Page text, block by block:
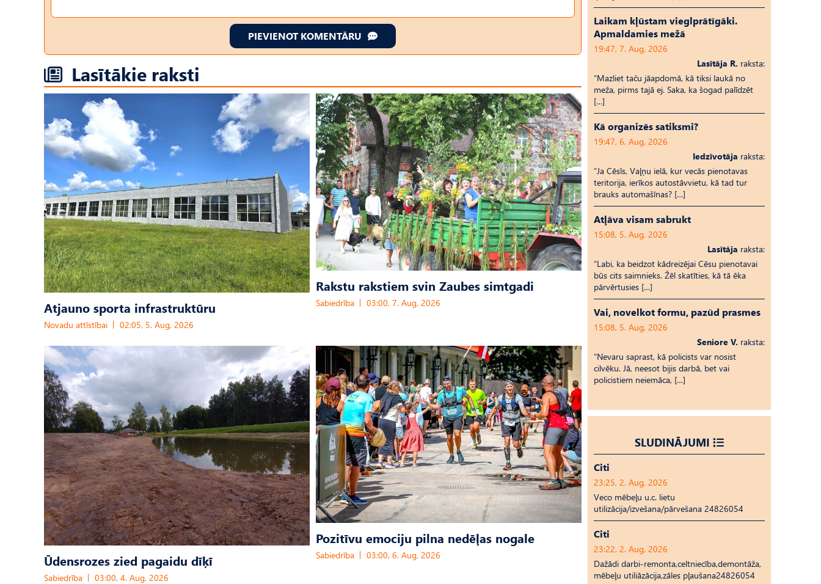
PIEVIENOT KOMENTĀRU
Lasītākie raksti
Atjauno sporta infrastruktūru
Novadu attīstībai 02:05, 5. Aug, 2026
Rakstu rakstiem svin Zaubes simtgadi
Sabiedrība 03:00, 7. Aug, 2026
Ūdensrozes zied pagaidu dīķī
Sabiedrība 03:00, 4. Aug, 2026
Pozitīvu emociju pilna nedēļas nogale
Sabiedrība 03:00, 6. Aug, 2026
Laikam kļūstam vieglprātīgāki.
Apmaldamies mežā
19:47, 7. Aug, 2026
Lasītāja R. raksta:
“Mazliet taču jāapdomā, kā tiksi laukā no
meža, pirms tajā ej. Saka, ka šogad palīdzēt
[…]
Kā organizēs satiksmi?
19:47, 6. Aug, 2026
Iedzīvotāja raksta:
“Ja Cēsīs, Vaļņu ielā, kur vecās pienotavas
teritorija, ierīkos autostāvvietu, kā tad tur
brauks automašīnas? […]
Atļāva visam sabrukt
15:08, 5. Aug, 2026
Lasītāja raksta:
“Labi, ka beidzot kādreizējai Cēsu pienotavai
būs cits saimnieks. Žēl skatīties, kā tā ēka
pārvērtusies […]
Vai, novelkot formu, pazūd prasmes
15:08, 5. Aug, 2026
Seniore V. raksta:
“Nevaru saprast, kā policists var nosist
cilvēku. Jā, neesot bijis darbā, bet vai
policistiem neiemāca, […]
SLUDINĀJUMI
Citi
23:25, 2. Aug, 2026
Veco mēbeļu u.c. lietu
utilizācija/izvešana/pārvešana 24826054
Citi
23:22, 2. Aug, 2026
Dažādi darbi-remonta,celtniecība,demontāža,
mēbeļu utiliāzācija,zāles pļaušana24826054